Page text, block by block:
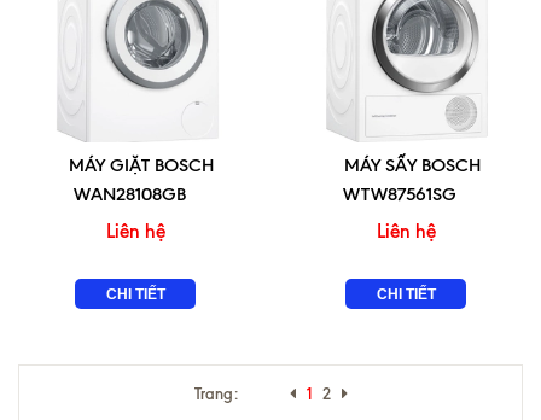
MÁY GIẶT BOSCH
WAN28108GB
Liên hệ
CHI TIẾT
MÁY SẤY BOSCH
WTW87561SG
Liên hệ
CHI TIẾT
Trang: 1 2